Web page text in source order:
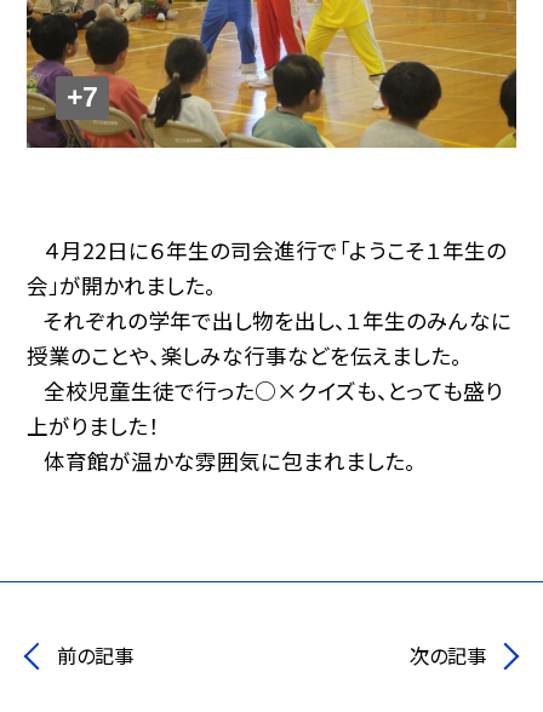
+7
４月22日に６年生の司会進行で「ようこそ１年生の
会」が開かれました。
それぞれの学年で出し物を出し、１年生のみんなに
授業のことや、楽しみな行事などを伝えました。
全校児童生徒で行った○×クイズも、とっても盛り
上がりました！
体育館が温かな雰囲気に包まれました。
前の記事 次の記事